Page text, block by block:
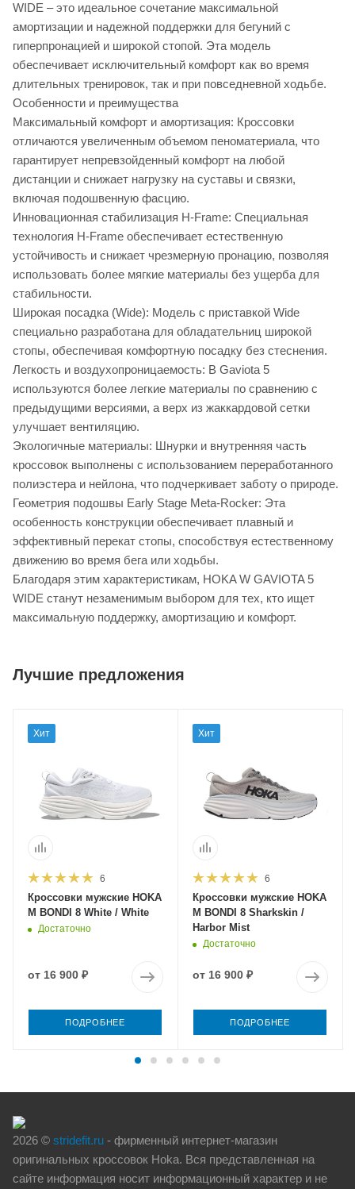
WIDE – это идеальное сочетание максимальной
амортизации и надежной поддержки для бегуний с
гиперпронацией и широкой стопой. Эта модель
обеспечивает исключительный комфорт как во время
длительных тренировок, так и при повседневной ходьбе.
Особенности и преимущества
Максимальный комфорт и амортизация: Кроссовки
отличаются увеличенным объемом пеноматериала, что
гарантирует непревзойденный комфорт на любой
дистанции и снижает нагрузку на суставы и связки,
включая подошвенную фасцию.
Инновационная стабилизация H-Frame: Специальная
технология H-Frame обеспечивает естественную
устойчивость и снижает чрезмерную пронацию, позволяя
использовать более мягкие материалы без ущерба для
стабильности.
Широкая посадка (Wide): Модель с приставкой Wide
специально разработана для обладательниц широкой
стопы, обеспечивая комфортную посадку без стеснения.
Легкость и воздухопроницаемость: В Gaviota 5
используются более легкие материалы по сравнению с
предыдущими версиями, а верх из жаккардовой сетки
улучшает вентиляцию.
Экологичные материалы: Шнурки и внутренняя часть
кроссовок выполнены с использованием переработанного
полиэстера и нейлона, что подчеркивает заботу о природе.
Геометрия подошвы Early Stage Meta-Rocker: Эта
особенность конструкции обеспечивает плавный и
эффективный перекат стопы, способствуя естественному
движению во время бега или ходьбы.
Благодаря этим характеристикам, HOKA W GAVIOTA 5
WIDE станут незаменимым выбором для тех, кто ищет
максимальную поддержку, амортизацию и комфорт.
Лучшие предложения
Хит
6
Кроссовки мужские HOKA
M BONDI 8 White / White
Достаточно
от 16 900 ₽
ПОДРОБНЕЕ
Хит
6
Кроссовки мужские HOKA
M BONDI 8 Sharkskin /
Harbor Mist
Достаточно
от 16 900 ₽
ПОДРОБНЕЕ
2026 © stridefit.ru - фирменный интернет-магазин
оригинальных кроссовок Hoka. Вся представленная на
сайте информация носит информационный характер и не